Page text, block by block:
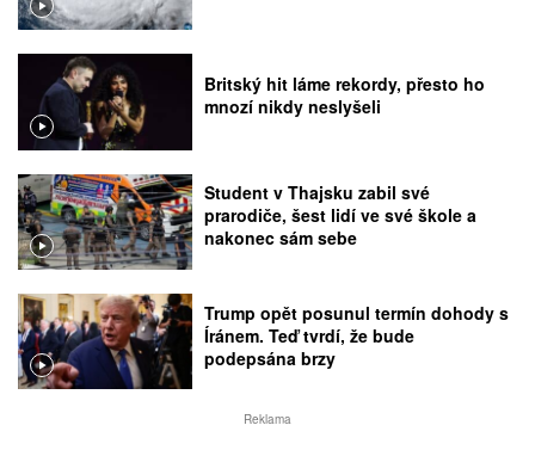
Britský hit láme rekordy, přesto ho
mnozí nikdy neslyšeli
Student v Thajsku zabil své
prarodiče, šest lidí ve své škole a
nakonec sám sebe
Trump opět posunul termín dohody s
Íránem. Teď tvrdí, že bude
podepsána brzy
Reklama